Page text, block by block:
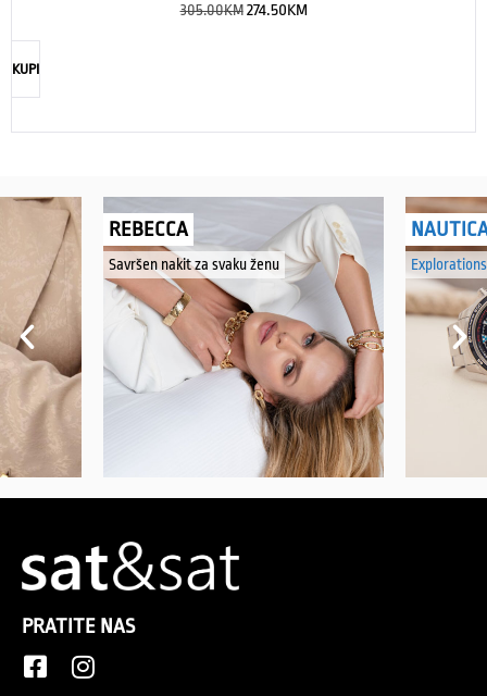
305.00KM 274.50KM
KUPI
REBECCA
Savršen nakit za svaku ženu
PRATITE NAS